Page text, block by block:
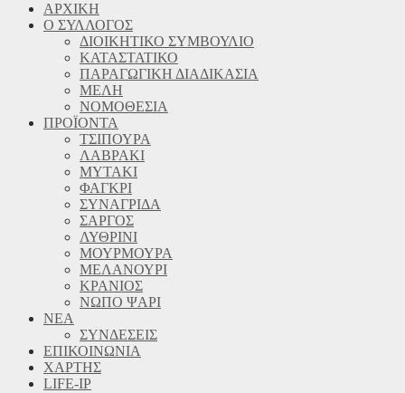
ΑΡΧΙΚΗ
Ο ΣΥΛΛΟΓΟΣ
ΔΙΟΙΚΗΤΙΚΟ ΣΥΜΒΟΥΛΙΟ
ΚΑΤΑΣΤΑΤΙΚΟ
ΠΑΡΑΓΩΓΙΚΗ ΔΙΑΔΙΚΑΣΙΑ
ΜΕΛΗ
ΝΟΜΟΘΕΣΙΑ
ΠΡΟΪΟΝΤΑ
ΤΣΙΠΟΥΡΑ
ΛΑΒΡΑΚΙ
ΜΥΤΑΚΙ
ΦΑΓΚΡΙ
ΣΥΝΑΓΡΙΔΑ
ΣΑΡΓΟΣ
ΛΥΘΡΙΝΙ
ΜΟΥΡΜΟΥΡΑ
ΜΕΛΑΝΟΥΡΙ
ΚΡΑΝΙΟΣ
ΝΩΠΟ ΨΑΡΙ
ΝΕΑ
ΣΥΝΔΕΣΕΙΣ
ΕΠΙΚΟΙΝΩΝΙΑ
ΧΑΡΤΗΣ
LIFE-IP